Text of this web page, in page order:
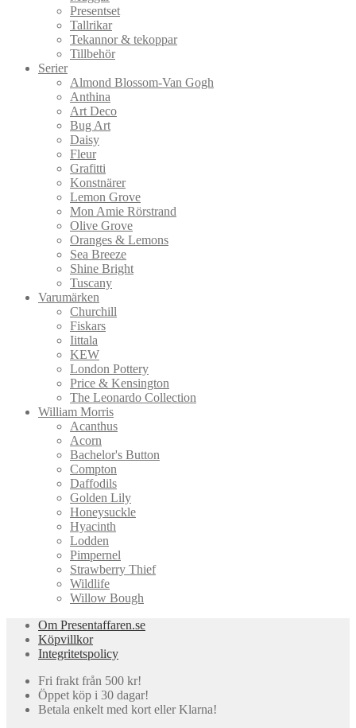
Presentset
Tallrikar
Tekannor & tekoppar
Tillbehör
Serier
Almond Blossom-Van Gogh
Anthina
Art Deco
Bug Art
Daisy
Fleur
Grafitti
Konstnärer
Lemon Grove
Mon Amie Rörstrand
Olive Grove
Oranges & Lemons
Sea Breeze
Shine Bright
Tuscany
Varumärken
Churchill
Fiskars
Iittala
KEW
London Pottery
Price & Kensington
The Leonardo Collection
William Morris
Acanthus
Acorn
Bachelor's Button
Compton
Daffodils
Golden Lily
Honeysuckle
Hyacinth
Lodden
Pimpernel
Strawberry Thief
Wildlife
Willow Bough
Om Presentaffaren.se
Köpvillkor
Integritetspolicy
Fri frakt från 500 kr!
Öppet köp i 30 dagar!
Betala enkelt med kort eller Klarna!